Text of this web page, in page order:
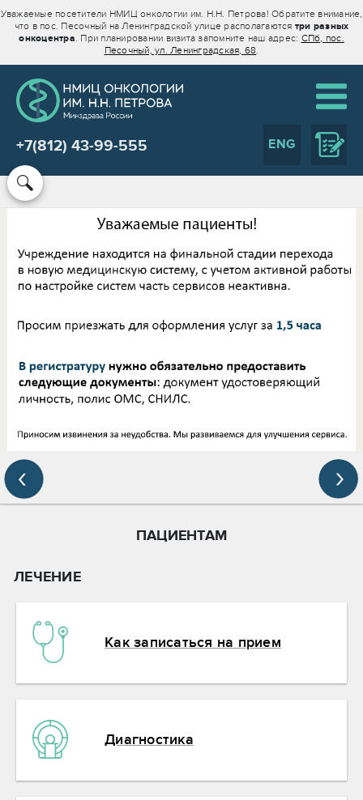
Уважаемые посетители НМИЦ онкологии им. Н.Н. Петрова! Обратите внимание,
что в пос. Песочный на Ленинградской улице располагаются три разных
онкоцентра. При планировании визита запомните наш адрес: СПб, пос.
Песочный, ул. Ленинградская, 68.
+7(812) 43-99-555 ENG
ПАЦИЕНТАМ
ЛЕЧЕНИЕ
Как записаться на прием
Диагностика